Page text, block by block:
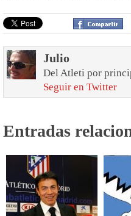
Julio
Del Atleti por
Seguir en Twitter
Entradas